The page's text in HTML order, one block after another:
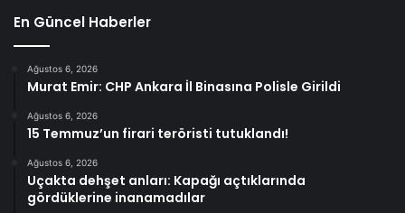
En Güncel Haberler
Ağustos 6, 2026
Murat Emir: CHP Ankara İl Binasına Polisle Girildi
Ağustos 6, 2026
15 Temmuz’un firari teröristi tutuklandı!
Ağustos 6, 2026
Uçakta dehşet anları: Kapağı açtıklarında
gördüklerine inanamadılar